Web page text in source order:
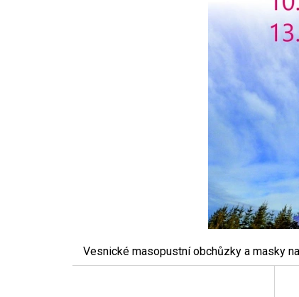
Vesnické masopustní obchůzky a masky